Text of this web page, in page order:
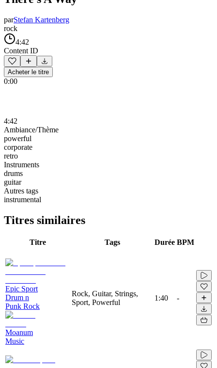
parStefan Kartenberg
rock
4:42
Content ID
Acheter le titre
0:00
4:42
Ambiance/Thème
powerful
corporate
retro
Instruments
drums
guitar
Autres tags
instrumental
Titres similaires
Titre Tags Durée BPM
Epic Sport
Drum n
Punk Rock
Moanum
Music
Rock, Guitar, Strings,
Sport, Powerful
1:40 -